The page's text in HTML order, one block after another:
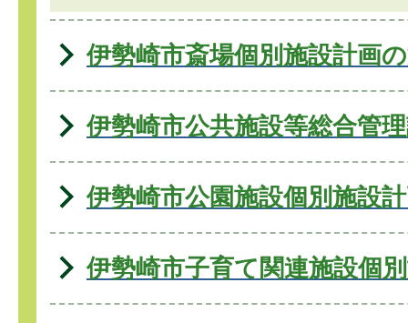
伊勢崎市斎場個別施設計画
伊勢崎市公共施設等総合管
伊勢崎市公園施設個別施設
伊勢崎市子育て関連施設個